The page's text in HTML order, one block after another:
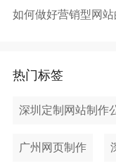
如何做好营销型网
热门标签
深圳定制网站制作
广州网页制作